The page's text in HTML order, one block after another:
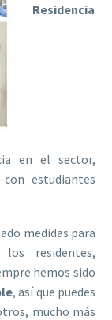
Residencia
en el sector,
con estudiantes
medidas para
residentes,
hemos sido
, así que puedes
mucho más